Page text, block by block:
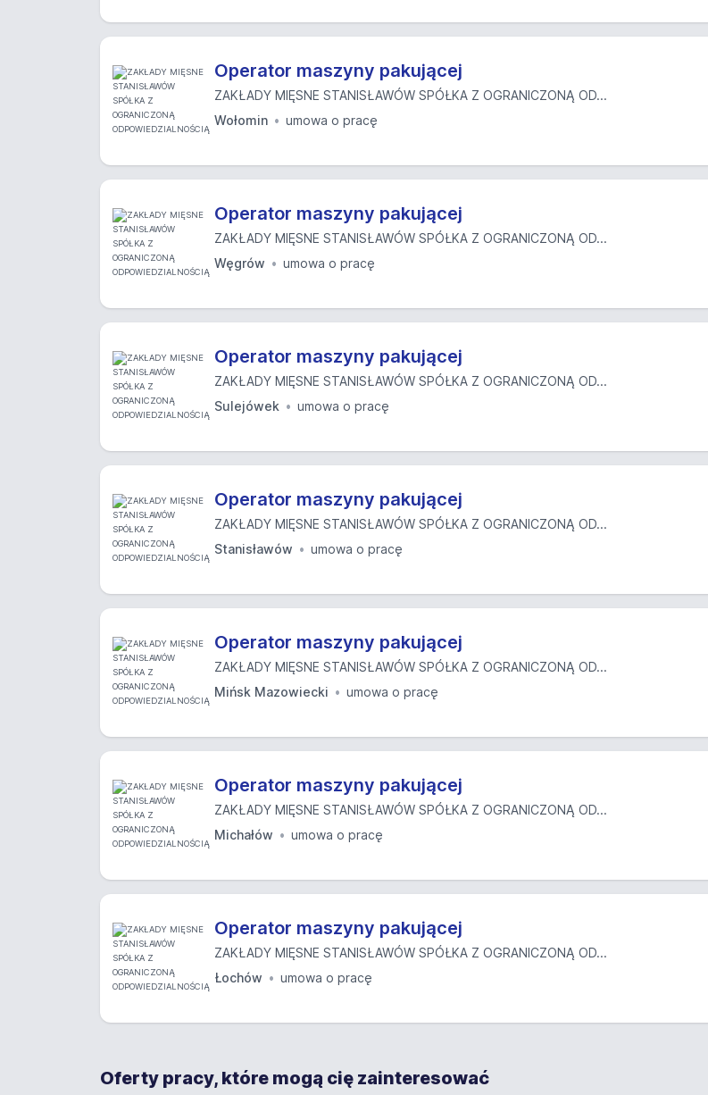
Operator maszyny pakującej
ZAKŁADY MIĘSNE STANISŁAWÓW SPÓŁKA Z OGRANICZONĄ OD...
Wołomin
umowa o pracę
Operator maszyny pakującej
ZAKŁADY MIĘSNE STANISŁAWÓW SPÓŁKA Z OGRANICZONĄ OD...
Węgrów
umowa o pracę
Operator maszyny pakującej
ZAKŁADY MIĘSNE STANISŁAWÓW SPÓŁKA Z OGRANICZONĄ OD...
Sulejówek
umowa o pracę
Operator maszyny pakującej
ZAKŁADY MIĘSNE STANISŁAWÓW SPÓŁKA Z OGRANICZONĄ OD...
Stanisławów
umowa o pracę
Operator maszyny pakującej
ZAKŁADY MIĘSNE STANISŁAWÓW SPÓŁKA Z OGRANICZONĄ OD...
Mińsk Mazowiecki
umowa o pracę
Operator maszyny pakującej
ZAKŁADY MIĘSNE STANISŁAWÓW SPÓŁKA Z OGRANICZONĄ OD...
Michałów
umowa o pracę
Operator maszyny pakującej
ZAKŁADY MIĘSNE STANISŁAWÓW SPÓŁKA Z OGRANICZONĄ OD...
Łochów
umowa o pracę
Oferty pracy, które mogą cię zainteresować